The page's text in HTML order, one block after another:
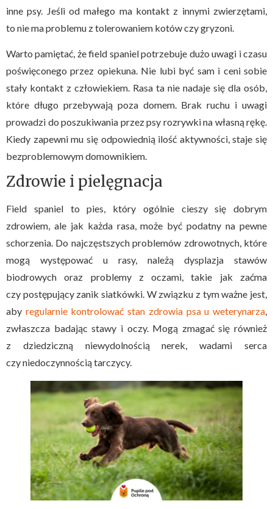
inne psy. Jeśli od małego ma kontakt z innymi zwierzętami,
to nie ma problemu z tolerowaniem kotów czy gryzoni.
Warto pamiętać, że field spaniel potrzebuje dużo uwagi i czasu
poświęconego przez opiekuna. Nie lubi być sam i ceni sobie
stały kontakt z człowiekiem. Rasa ta nie nadaje się dla osób,
które długo przebywają poza domem. Brak ruchu i uwagi
prowadzi do poszukiwania przez psy rozrywki na własną rękę.
Kiedy zapewni mu się odpowiednią ilość aktywności, staje się
bezproblemowym domownikiem.
Zdrowie i pielęgnacja
Field spaniel to pies, który ogólnie cieszy się dobrym
zdrowiem, ale jak każda rasa, może być podatny na pewne
schorzenia. Do najczęstszych problemów zdrowotnych, które
mogą występować u rasy, należą dysplazja stawów
biodrowych oraz problemy z oczami, takie jak zaćma
czy postępujący zanik siatkówki. W związku z tym ważne jest,
aby regularnie kontrolować stan zdrowia psa u weterynarza,
zwłaszcza badając stawy i oczy. Mogą zmagać się również
z dziedziczną niewydolnością nerek, wadami serca
czy niedoczynnością tarczycy.